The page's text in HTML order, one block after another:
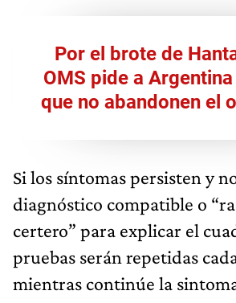
Por el brote de
OMS pide a Argentina
que no abandonen el
Si los síntomas persisten y
diagnóstico compatible o
certero” para explicar el
pruebas serán repetidas
mientras continúe la